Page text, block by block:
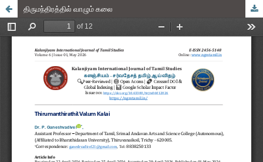
திருமந்திரத்தில் வாழும் கலை